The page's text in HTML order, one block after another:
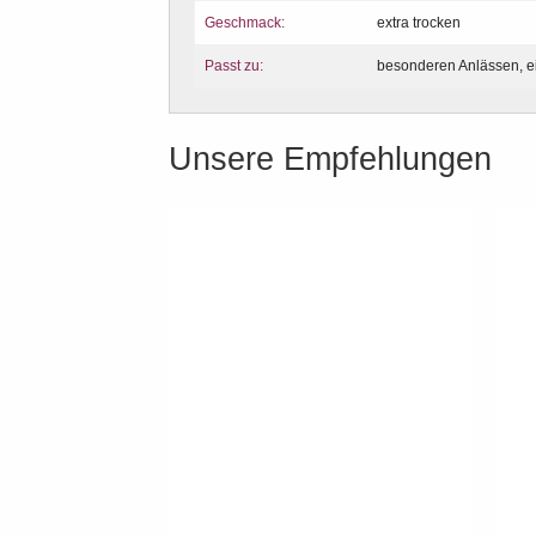
Geschmack: extra trocken
Passt zu: besonderen Anlässen,
Unsere Empfehlungen